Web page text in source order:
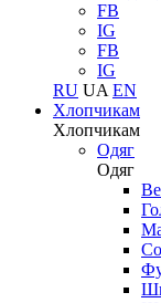
FB
IG
FB
IG
RU UA EN
Хлопчикам
Хлопчикам
Одяг
Одяг